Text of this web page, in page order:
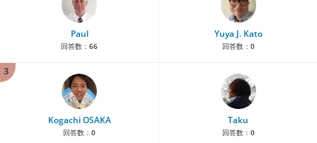
Paul
回答数： 66
Yuya J. Kato
回答数： 0
3
Kogachi OSAKA
回答数： 0
Taku
回答数： 0